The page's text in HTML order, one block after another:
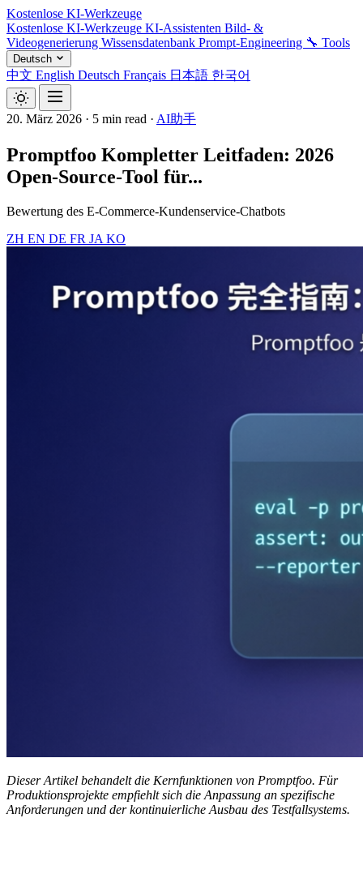
Kostenlose KI-Werkzeuge
Kostenlose KI-Werkzeuge KI-Assistenten Bild- &
Videogenerierung Wissensdatenbank Prompt-Engineering 🔧 Tools
Deutsch
中文 English Deutsch Français 日本語 한국어
20. März 2026 · 5 min read · AI助手
Promptfoo Kompletter Leitfaden: 2026
Open-Source-Tool für...
Bewertung des E-Commerce-Kundenservice-Chatbots
ZH EN DE FR JA KO
Dieser Artikel behandelt die Kernfunktionen von Promptfoo. Für
Produktionsprojekte empfiehlt sich die Anpassung an spezifische
Anforderungen und der kontinuierliche Ausbau des Testfallsystems.